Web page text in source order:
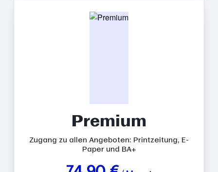
Premium
Zugang zu allen Angeboten: Printzeitung, E-
Paper und BA+